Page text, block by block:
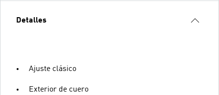
Detalles
Ajuste clásico
Exterior de cuero